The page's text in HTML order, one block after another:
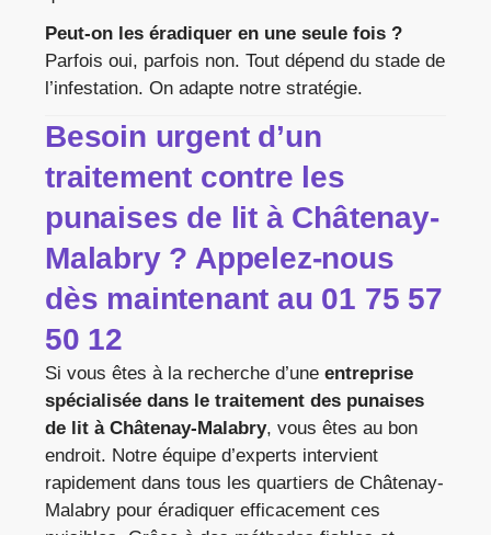
Peut-on les éradiquer en une seule fois ?
Parfois oui, parfois non. Tout dépend du stade de
l’infestation. On adapte notre stratégie.
Besoin urgent d’un
traitement contre les
punaises de lit à Châtenay-
Malabry ? Appelez-nous
dès maintenant au 01 75 57
50 12
Si vous êtes à la recherche d’une entreprise
spécialisée dans le traitement des punaises
de lit à Châtenay-Malabry, vous êtes au bon
endroit. Notre équipe d’experts intervient
rapidement dans tous les quartiers de Châtenay-
Malabry pour éradiquer efficacement ces